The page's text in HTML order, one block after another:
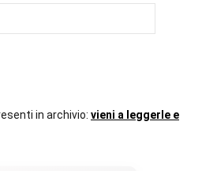
in archivio: vieni a leggerle e